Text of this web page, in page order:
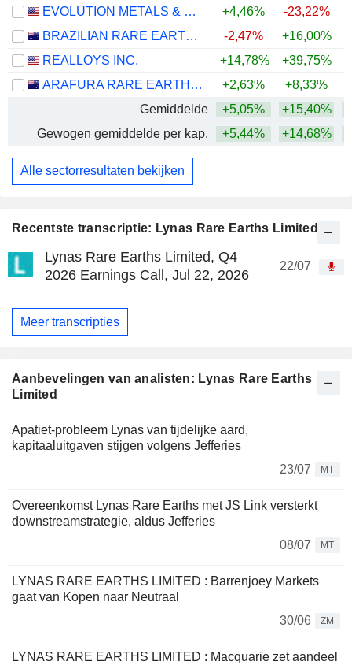
Recentste transcriptie: Lynas Rare Earths Limited
Lynas Rare Earths Limited, Q4
2026 Earnings Call, Jul 22, 2026
22/07
Meer transcripties
Aanbevelingen van analisten: Lynas Rare Earths
Limited
Apatiet-probleem Lynas van tijdelijke aard,
kapitaaluitgaven stijgen volgens Jefferies
23/07
MT
Overeenkomst Lynas Rare Earths met JS Link versterkt
downstreamstrategie, aldus Jefferies
08/07
MT
LYNAS RARE EARTHS LIMITED : Barrenjoey Markets
gaat van Kopen naar Neutraal
30/06
ZM
LYNAS RARE EARTHS LIMITED : Macquarie zet aandeel
EVOLUTION METALS & TECHNOLOGIES CORP.
+4,46% -23,22%
BRAZILIAN RARE EARTHS LIMITED
-2,47% +16,00%
REALLOYS INC.
+14,78% +39,75%
ARAFURA RARE EARTHS LIMITED
+2,63% +8,33%
Gemiddelde
+5,05% +15,40%
Gewogen gemiddelde per kap.
+5,44% +14,68%
Alle sectorresultaten bekijken